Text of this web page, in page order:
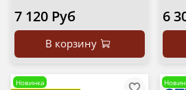
7 120 Руб
В корзину
6
Новинка